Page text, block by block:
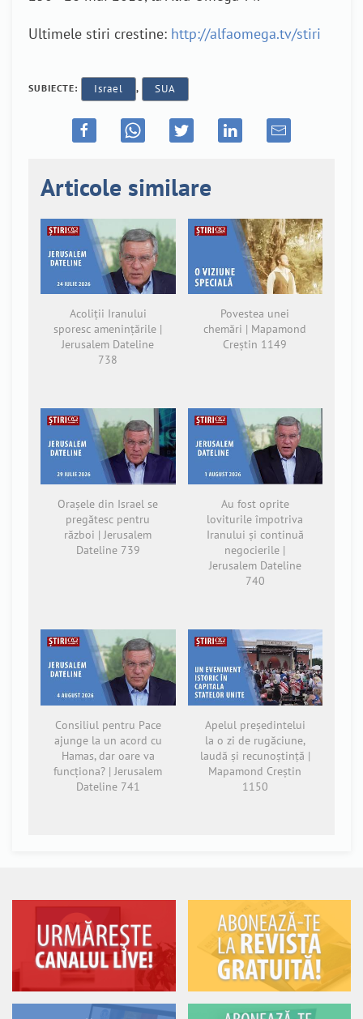
Ultimele stiri crestine: http://alfaomega.tv/stiri
SUBIECTE: Israel , SUA
Articole similare
Acoliții Iranului
sporesc amenințările |
Jerusalem Dateline
738
Povestea unei
chemări | Mapamond
Creștin 1149
Orașele din Israel se
pregătesc pentru
război | Jerusalem
Dateline 739
Au fost oprite
loviturile împotriva
Iranului și continuă
negocierile |
Jerusalem Dateline
740
Consiliul pentru Pace
ajunge la un acord cu
Hamas, dar oare va
funcționa? | Jerusalem
Dateline 741
Apelul președintelui
la o zi de rugăciune,
laudă și recunoștință |
Mapamond Creștin
1150